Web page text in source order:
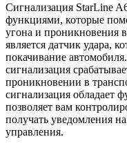
Сигнализация StarLine
функциями, которые
угона и проникновения
является датчик удара,
покачивание
сигнализация
проникновении в
сигнализация обладает
позволяет вам
получать уведомления
управления.